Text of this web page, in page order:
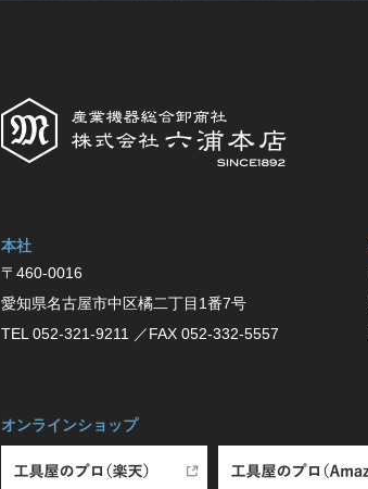
本社
〒460-0016
愛知県名古屋市中区橘⼆丁⽬1番7号
TEL 052-321-9211
／FAX 052-332-5557
オンラインショップ